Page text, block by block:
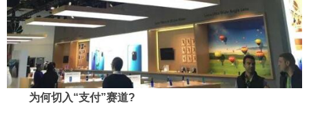
为何切入“支付”赛道?